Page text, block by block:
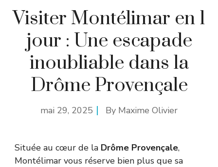
Visiter Montélimar en 1
jour : Une escapade
inoubliable dans la
Drôme Provençale
mai 29, 2025 By Maxime Olivier
Située au cœur de la Drôme Provençale,
Montélimar vous réserve bien plus que sa